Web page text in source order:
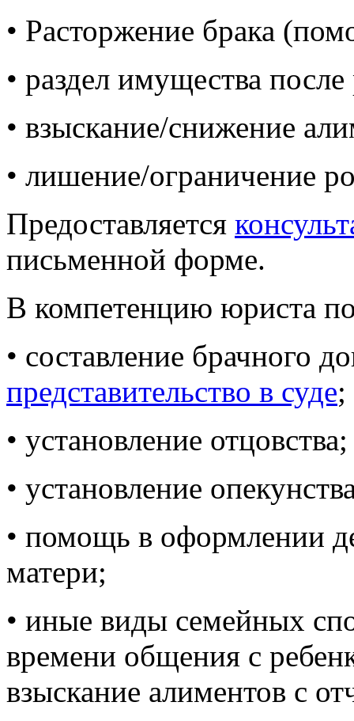
• Расторжение брака
• раздел имущества после
• взыскание/снижение
• лишение/ограничение
Предоставляется
письменной форме.
В компетенцию юриста
• составление брачного
представительство в суде;
• установление отцовства;
• установление
• помощь в оформлении
матери;
• иные виды семейных
времени общения с
взыскание алиментов с